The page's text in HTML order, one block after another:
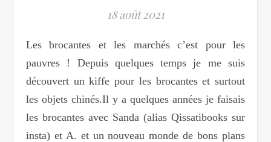
18 août 2021
Les brocantes et les marchés c’est pour les
pauvres ! Depuis quelques temps je me suis
découvert un kiffe pour les brocantes et surtout
les objets chinés.Il y a quelques années je faisais
les brocantes avec Sanda (alias Qissatibooks sur
insta) et A. et un nouveau monde de bons plans